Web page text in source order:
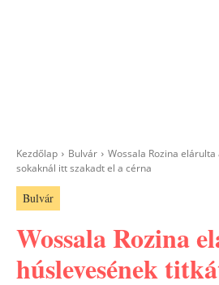
Kezdőlap Bulvár
Wossala Rozina
sokaknál itt szakadt el a cérna
Bulvár
Wossala Rozina
húslevesének